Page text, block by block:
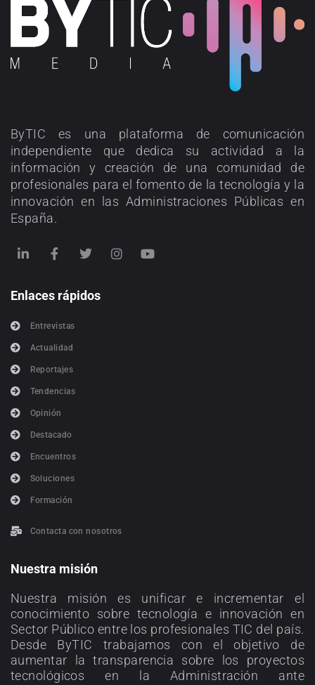
ByTIC es una plataforma de comunicación
independiente que dedica su actividad a la
información y creación de una comunidad de
profesionales para el fomento de la tecnología y la
innovación en las Administraciones Públicas en
España.
Enlaces rápidos
Entrevistas
Actualidad
Reportajes
Tendencias
Opinión
Destacado
Encuentros
Soluciones
Formación
Contacta con nosotros
Nuestra misión
Nuestra misión es unificar e incrementar el
conocimiento sobre tecnología e innovación en
Sector Público entre los profesionales TIC del país.
Desde ByTIC trabajamos con el objetivo de
aumentar la transparencia sobre los proyectos
tecnológicos en la Administración ante